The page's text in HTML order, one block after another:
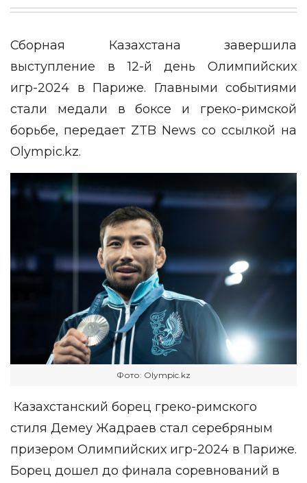
Сборная Казахстана завершила
выступление в 12-й день Олимпийских
игр-2024 в Париже. Главными событиями
стали медали в боксе и греко-римской
борьбе, передает ZTB News со ссылкой на
Olympic.kz.
Фото: Оlympic.kz
Казахстанский борец греко-римского
стиля Демеу Жадраев стал серебряным
призером Олимпийских игр-2024 в Париже.
Борец дошел до финала соревнований в